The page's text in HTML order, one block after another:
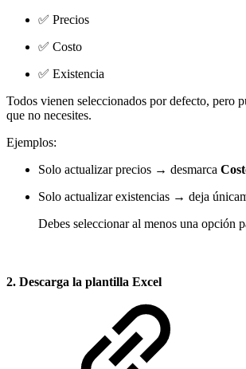
✅ Precios
✅ Costo
✅ Existencia
Todos vienen seleccionados por defecto, pero
que no necesites.
Ejemplos:
Solo actualizar precios → desmarca
Solo actualizar existencias → deja
Debes seleccionar al menos una opción
2. Descarga la plantilla Excel